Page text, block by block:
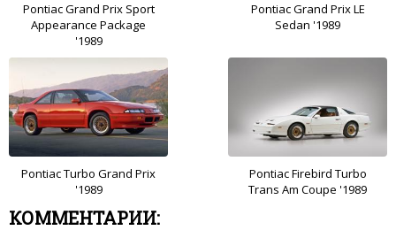
Pontiac Grand Prix Sport
Appearance Package
'1989
Pontiac Grand Prix LE
Sedan '1989
Pontiac Turbo Grand Prix
'1989
Pontiac Firebird Turbo
Trans Am Coupe '1989
КОММЕНТАРИИ: